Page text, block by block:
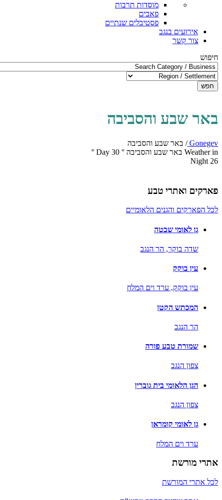
מוסדות תרבות
פאבים
פסטיבלים שנתיים
אירועים בנגב
צור קשר
חיפוש
חפש
באר שבע והסביבה
Gonegev
/ באר שבע והסביבה
Weather in באר שבע והסביבה
°
30
Day
°
26
Night
פארקים ואתרי טבע
לכל הפארקים והגנים הלאומיים
גן לאומי שבטה
שדה בוקר, הר הנגב
עין בוקק
עין בוקק, ערד וים המלח
המכתש הקטן
הר הנגב
שמורת טבע פורה
צפון הנגב
הגן הלאומי בית גוברין
צפון הנגב
גן לאומי קומראן
ערד וים המלח
אתרי מורשת
לכל אתרי המורשת